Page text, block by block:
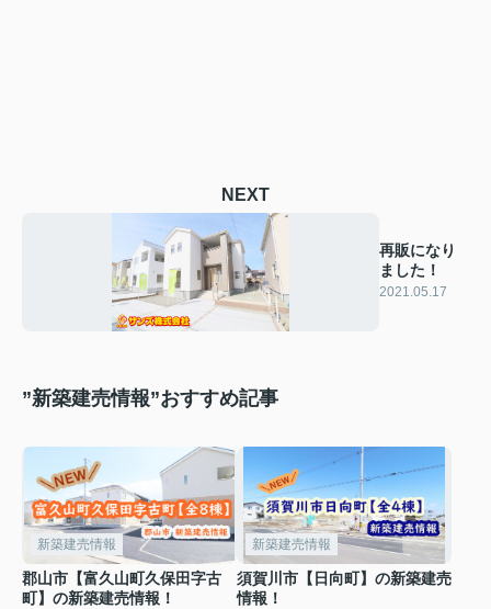
NEXT
再販になり
ました！
2021.05.17
”新築建売情報”おすすめ記事
新築建売情報
郡山市【富久山町久保田字古
町】の新築建売情報！
新築建売情報
須賀川市【日向町】の新築建売
情報！